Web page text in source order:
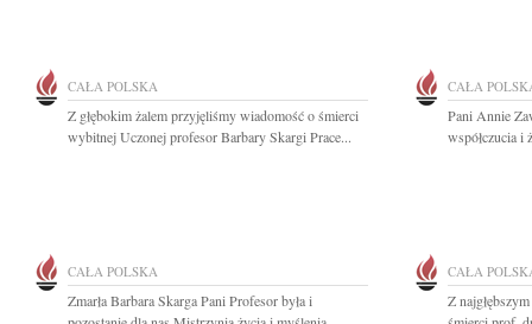
CAŁA POLSKA
Z głębokim żalem przyjęliśmy wiadomość o śmierci
wybitnej Uczonej profesor Barbary Skargi Prace...
CAŁA
Pani Annie
współczucia i
CAŁA POLSKA
Zmarła Barbara Skarga Pani Profesor była i
CAŁA
Z